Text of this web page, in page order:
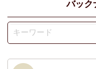
バック